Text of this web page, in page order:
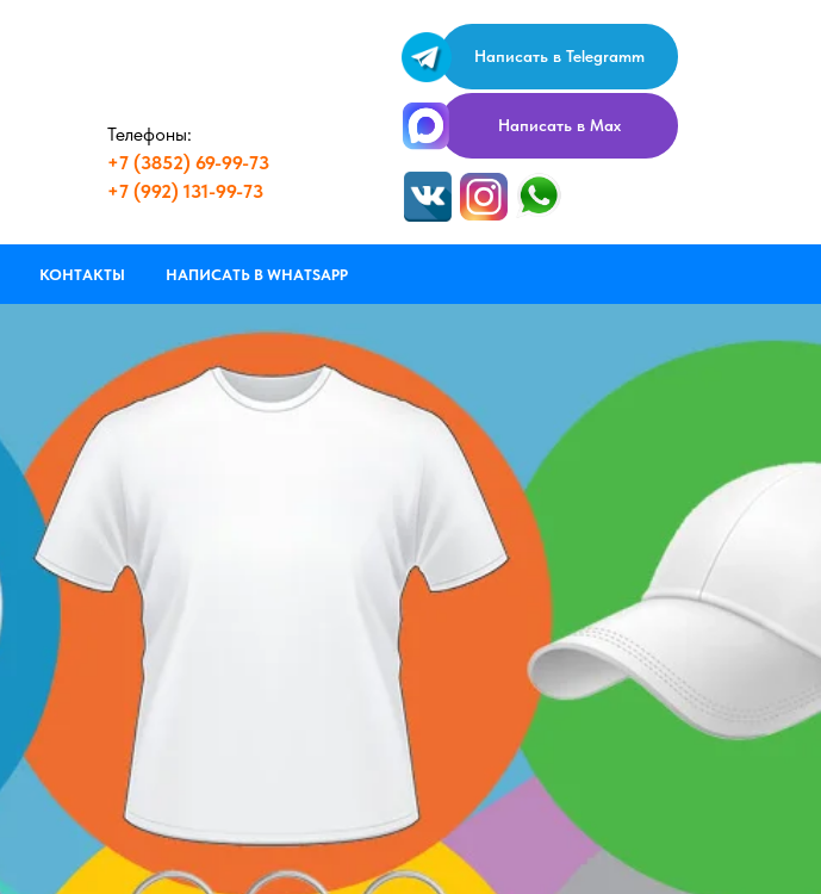
Телефоны:
+7 (3852) 69-99-73
+7 (992) 131-99-73
Написать в Telegramm
Написать в Max
КОНТАКТЫ НАПИСАТЬ В WHATSAPP